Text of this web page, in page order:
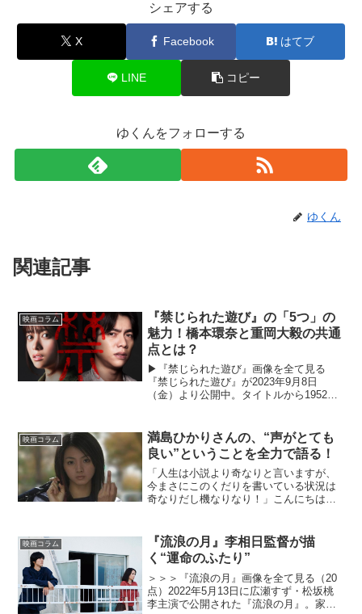
シェアする
X Facebook はてブ
LINE コピー
ゆくんをフォローする
ゆくん
関連記事
映画コラム
『禁じられた遊び』の「5つ」の
魅力！橋本環奈と重岡大毅の共通
点とは？
▶︎『禁じられた遊び』画像を全て見る
『禁じられた遊び』が2023年9月8日
（金）より公開中。タイトルから1952年
清水カルマのデビュー作である同名小説
の映画化作品となっ...
映画コラム
満島ひかりさんの、“声がとても
良い”ということを全力で語る！
「人生は小説より奇なりと言いますが、
今まさにこのくだりを書いている状況は
奇なりだし機なりなり！」こんにちは！
この馬、いやどの動物のどこの部分の骨
とも分からない奴の文に目...
映画コラム
『流浪の月』李相日監督が描
く“運命のふたり”
＞＞＞『流浪の月』画像を全て見る（20
点）2022年5月13日に広瀬すず・松坂桃
李主演で公開された『流浪の月』。家に